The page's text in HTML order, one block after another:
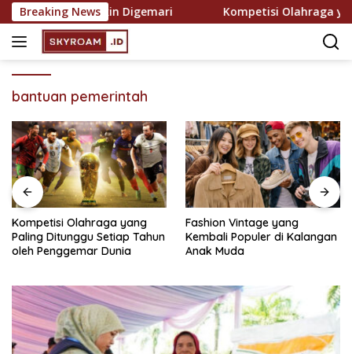
Skip
to
content
Breaking News
yang Semakin Digemari Kompetisi Olahraga
bantuan pemerintah
Kompetisi Olahraga yang
Paling Ditunggu Setiap Tahun
oleh Penggemar Dunia
Fashion Vintage yang
Kembali Populer di Kalangan
Anak Muda